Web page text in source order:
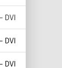
DVI – כבלים ומתאמים
DVI – מרחיקים, מפצלים ומטריצות
DVI – מרחיקי KVM וממתגי KVM